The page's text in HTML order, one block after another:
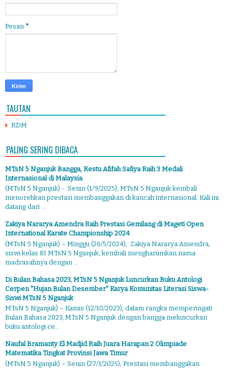
Pesan *
TAUTAN
RDM
PALING SERING DIBACA
MTsN 5 Nganjuk Bangga, Restu Afifah Safiya Raih 3 Medali
Internasional di Malaysia
(MTsN 5 Nganjuk) - Senin (1/9/2025), MTsN 5 Nganjuk kembali
menorehkan prestasi membanggakan di kancah internasional. Kali ini
datang dari ...
Zakiya Nararya Amendra Raih Prestasi Gemilang di Mageti Open
International Karate Championship 2024
(MTsN 5 Nganjuk) – Minggu (26/5/2024), Zakiya Nararya Amendra,
siswi kelas 8I MTsN 5 Nganjuk, kembali mengharumkan nama
madrasahnya dengan ...
Di Bulan Bahasa 2023, MTsN 5 Nganjuk Luncurkan Buku Antologi
Cerpen "Hujan Bulan Desember" Karya Komunitas Literasi Siswa-
Siswi MTsN 5 Nganjuk
MTsN 5 Nganjuk) – Kamis (12/10/2023), dalam rangka memperingati
Bulan Bahasa 2023, MTsN 5 Nganjuk dengan bangga meluncurkan
buku antologi ce...
Naufal Bramanty El Madjid Raih Juara Harapan 2 Olimpiade
Matematika Tingkat Provinsi Jawa Timur
(MTsN 5 Nganjuk) – Senin (27/1/2025), Prestasi membanggakan